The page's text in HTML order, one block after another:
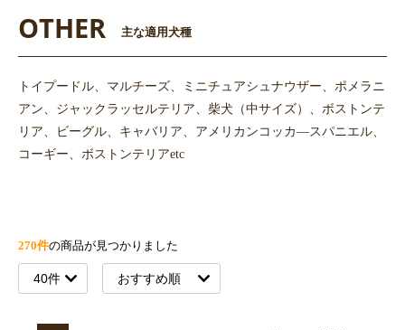
OTHER 主な適用犬種
トイプードル、マルチーズ、ミニチュアシュナウザー、ポメラニ
アン、ジャックラッセルテリア、柴犬（中サイズ）、ボストンテ
リア、ビーグル、キャバリア、アメリカンコッカ―スパニエル、
コーギー、ボストンテリアetc
270件の商品が見つかりました